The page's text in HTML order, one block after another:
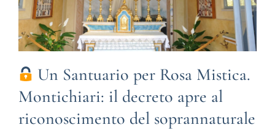
Un Santuario per Rosa Mistica.
Montichiari: il decreto apre al
riconoscimento del soprannaturale